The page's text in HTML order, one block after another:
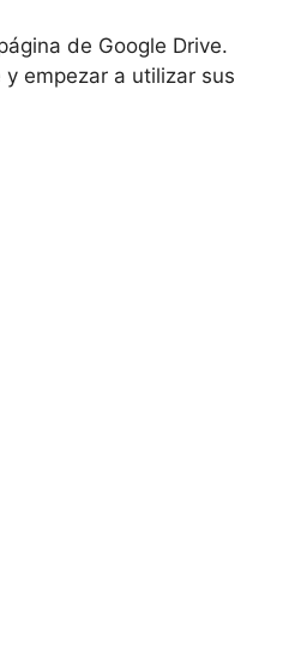
de Google Drive.
empezar a utilizar sus